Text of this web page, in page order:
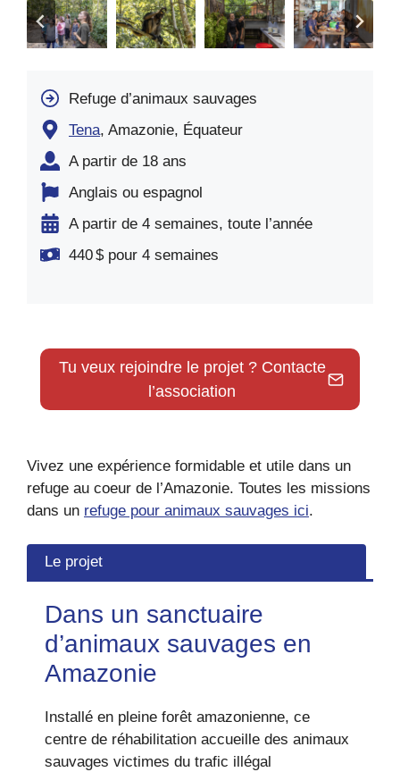
Refuge d’animaux sauvages
Tena, Amazonie, Équateur
A partir de 18 ans
Anglais ou espagnol
A partir de 4 semaines, toute l’année
440 $ pour 4 semaines
Tu veux rejoindre le projet ? Contacte
l’association
Vivez une expérience formidable et utile dans un
refuge au coeur de l’Amazonie. Toutes les missions
dans un refuge pour animaux sauvages ici.
Le projet
Dans un sanctuaire
d’animaux sauvages en
Amazonie
Installé en pleine forêt amazonienne, ce
centre de réhabilitation accueille des animaux
sauvages victimes du trafic illégal